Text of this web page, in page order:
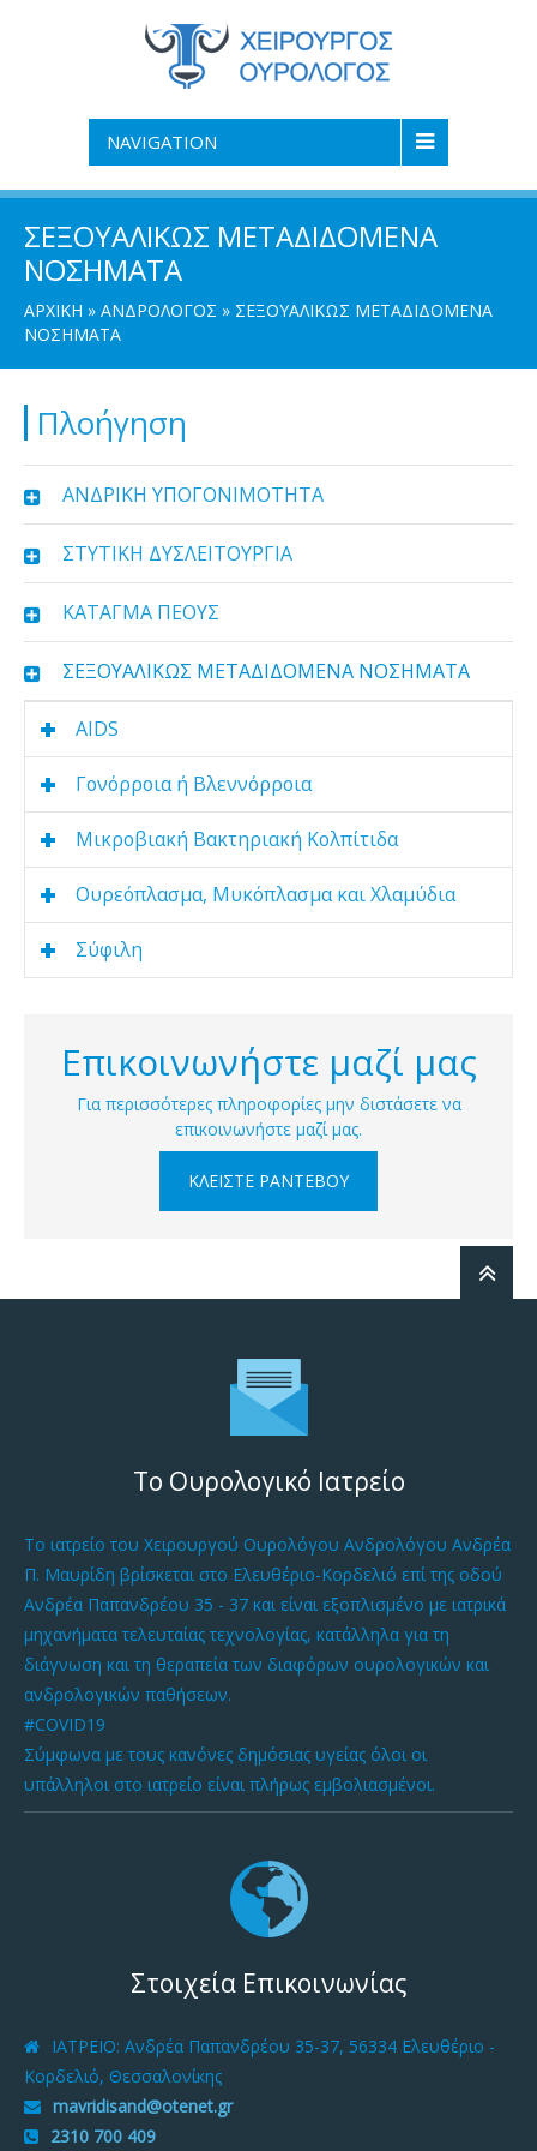
NAVIGATION
ΣΕΞΟΥΑΛΙΚΩΣ ΜΕΤΑΔΙΔΟΜΕΝΑ
ΝΟΣΗΜΑΤΑ
ΑΡΧΙΚΗ » ΑΝΔΡΟΛΟΓΟΣ » ΣΕΞΟΥΑΛΙΚΩΣ ΜΕΤΑΔΙΔΟΜΕΝΑ
ΝΟΣΗΜΑΤΑ
Πλοήγηση
ΑΝΔΡΙΚΗ ΥΠΟΓΟΝΙΜΟΤΗΤΑ
ΣΤΥΤΙΚΗ ΔΥΣΛΕΙΤΟΥΡΓΙΑ
ΚΑΤΑΓΜΑ ΠΕΟΥΣ
ΣΕΞΟΥΑΛΙΚΩΣ ΜΕΤΑΔΙΔΟΜΕΝΑ ΝΟΣΗΜΑΤΑ
AIDS
Γονόρροια ή Βλεννόρροια
Μικροβιακή Βακτηριακή Κολπίτιδα
Ουρεόπλασμα, Μυκόπλασμα και Χλαμύδια
Σύφιλη
Επικοινωνήστε μαζί μας
Για περισσότερες πληροφορίες μην διστάσετε να
επικοινωνήστε μαζί μας.
ΚΛΕΊΣΤΕ ΡΑΝΤΕΒΟΎ
Το Ουρολογικό Ιατρείο
Το ιατρείο του Χειρουργού Ουρολόγου Ανδρολόγου Ανδρέα
Π. Μαυρίδη βρίσκεται στο Ελευθέριο-Κορδελιό επί της οδού
Ανδρέα Παπανδρέου 35 - 37 και είναι εξοπλισμένο με ιατρικά
μηχανήματα τελευταίας τεχνολογίας, κατάλληλα για τη
διάγνωση και τη θεραπεία των διαφόρων ουρολογικών και
ανδρολογικών παθήσεων.
#COVID19
Σύμφωνα με τους κανόνες δημόσιας υγείας όλοι οι
υπάλληλοι στο ιατρείο είναι πλήρως εμβολιασμένοι.
Στοιχεία Επικοινωνίας
ΙΑΤΡΕΙΟ: Ανδρέα Παπανδρέου 35-37, 56334 Ελευθέριο -
Κορδελιό, Θεσσαλονίκης
mavridisand@otenet.gr
2310 700 409